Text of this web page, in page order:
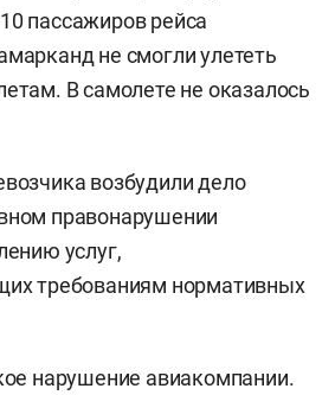
пассажиров рейса
не смогли улететь
В самолете не оказалось
возбудили дело
правонарушении
услуг,
требованиям нормативных
нарушение авиакомпании.